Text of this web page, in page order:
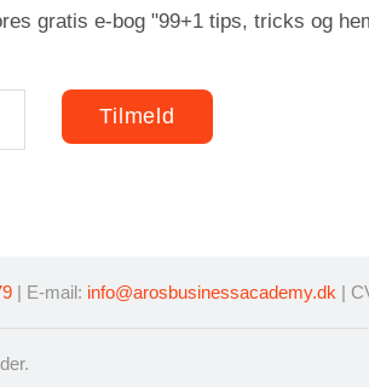
gratis e-bog "99+1 tips, tricks og
| E-mail: info@arosbusinessacademy.dk |